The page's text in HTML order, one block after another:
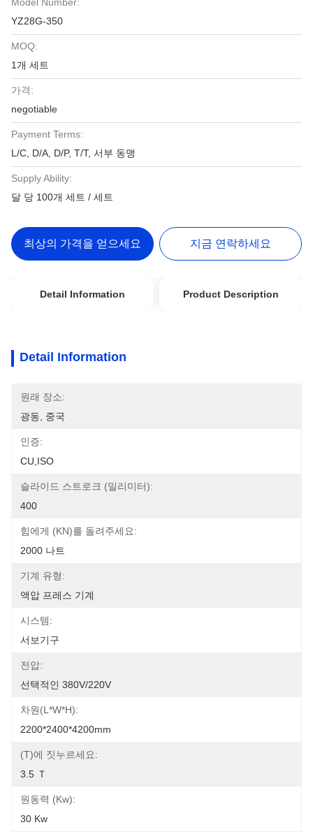
YZ28G-350
MOQ:
1개 세트
가격:
negotiable
Payment Terms:
L/C, D/A, D/P, T/T, 서부 동맹
Supply Ability:
달 당 100개 세트 / 세트
최상의 가격을 얻으세요 지금 연락하세요
Detail Information Product Description
Detail Information
원래 장소:
광동, 중국
인증:
CU,ISO
슬라이드 스트로크 (밀리미터):
400
힘에게 (kN)를 돌려주세요:
2000 나트
기계 유형:
액압 프레스 기계
시스템:
서보기구
전압:
선택적인 380V/220V
차원(l*w*h):
2200*2400*4200mm
(t)에 짓누르세요:
3.5 Ｔ
원동력 (kw):
30 Kw